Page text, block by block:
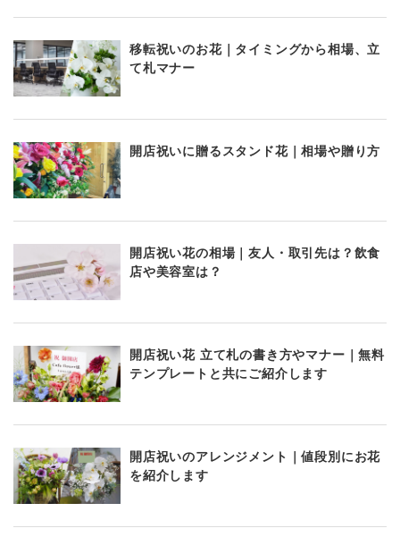
移転祝いのお花｜タイミングから相場、立
て札マナー
開店祝いに贈るスタンド花｜相場や贈り方
開店祝い花の相場｜友人・取引先は？飲食
店や美容室は？
開店祝い花 立て札の書き方やマナー｜無料
テンプレートと共にご紹介します
開店祝いのアレンジメント｜値段別にお花
を紹介します